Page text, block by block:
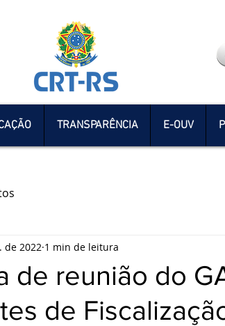
TRANSPARÊNCIA E-OUV
de reunião do
de
de 2022 1 min de leitura